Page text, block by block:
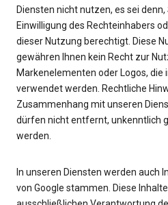
Diensten nicht nutzen, es sei
Einwilligung des Rechteinhabers
dieser Nutzung berechtigt. Diese
gewähren Ihnen kein Recht zur
Markenelementen oder Logos, die
verwendet werden. Rechtliche
Zusammenhang mit unseren
dürfen nicht entfernt, unkenntlich
werden.
In unseren Diensten werden auch
von Google stammen. Diese